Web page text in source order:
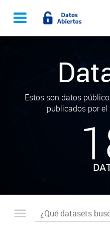
Estos son datos
publicados por